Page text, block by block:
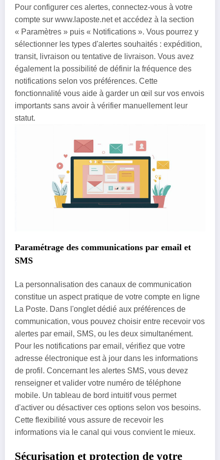
Pour configurer ces alertes, connectez-vous à votre
compte sur www.laposte.net et accédez à la section
« Paramètres » puis « Notifications ». Vous pourrez y
sélectionner les types d'alertes souhaités : expédition,
transit, livraison ou tentative de livraison. Vous avez
également la possibilité de définir la fréquence des
notifications selon vos préférences. Cette
fonctionnalité vous aide à garder un œil sur vos envois
importants sans avoir à vérifier manuellement leur
statut.
Paramétrage des communications par email et
SMS
La personnalisation des canaux de communication
constitue un aspect pratique de votre compte en ligne
La Poste. Dans l'onglet dédié aux préférences de
communication, vous pouvez choisir entre recevoir vos
alertes par email, SMS, ou les deux simultanément.
Pour les notifications par email, vérifiez que votre
adresse électronique est à jour dans les informations
de profil. Concernant les alertes SMS, vous devez
renseigner et valider votre numéro de téléphone
mobile. Un tableau de bord intuitif vous permet
d'activer ou désactiver ces options selon vos besoins.
Cette flexibilité vous assure de recevoir les
informations via le canal qui vous convient le mieux.
Sécurisation et protection de votre